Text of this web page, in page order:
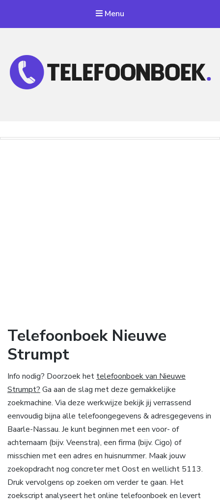
Menu
Telefoonboek Nieuwe
Strumpt
Info nodig? Doorzoek het telefoonboek van Nieuwe
Strumpt? Ga aan de slag met deze gemakkelijke
zoekmachine. Via deze werkwijze bekijk jij verrassend
eenvoudig bijna alle telefoongegevens & adresgegevens in
Baarle-Nassau. Je kunt beginnen met een voor- of
achternaam (bijv. Veenstra), een firma (bijv. Cigo) of
misschien met een adres en huisnummer. Maak jouw
zoekopdracht nog concreter met Oost en wellicht 5113.
Druk vervolgens op zoeken om verder te gaan. Het
zoekscript analyseert het online telefoonboek en levert